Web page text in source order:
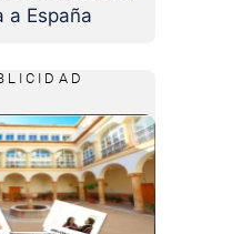
a España